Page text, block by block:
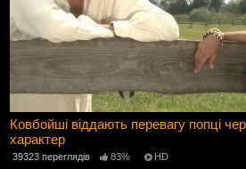
Ковбойші віддають перевагу попці
характер
39323 переглядів 83% HD